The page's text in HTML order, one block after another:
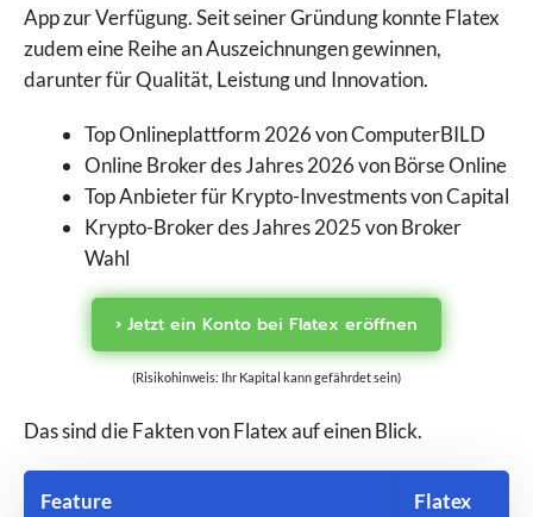
App zur Verfügung. Seit seiner Gründung konnte Flatex
zudem eine Reihe an Auszeichnungen gewinnen,
darunter für Qualität, Leistung und Innovation.
Top Onlineplattform 2026 von ComputerBILD
Online Broker des Jahres 2026 von Börse Online
Top Anbieter für Krypto-Investments von Capital
Krypto-Broker des Jahres 2025 von Broker
Wahl
› Jetzt ein Konto bei Flatex eröffnen
(Risikohinweis: Ihr Kapital kann gefährdet sein)
Das sind die Fakten von Flatex auf einen Blick.
Feature Flatex